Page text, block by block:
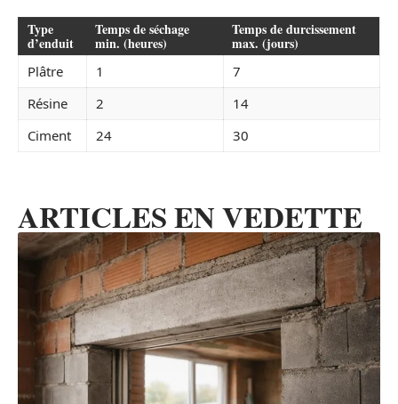
Type
d’enduit
Temps de séchage
min. (heures)
Temps de durcissement
max. (jours)
Plâtre 1
7
Résine
2
14
Ciment
24 30
ARTICLES EN VEDETTE